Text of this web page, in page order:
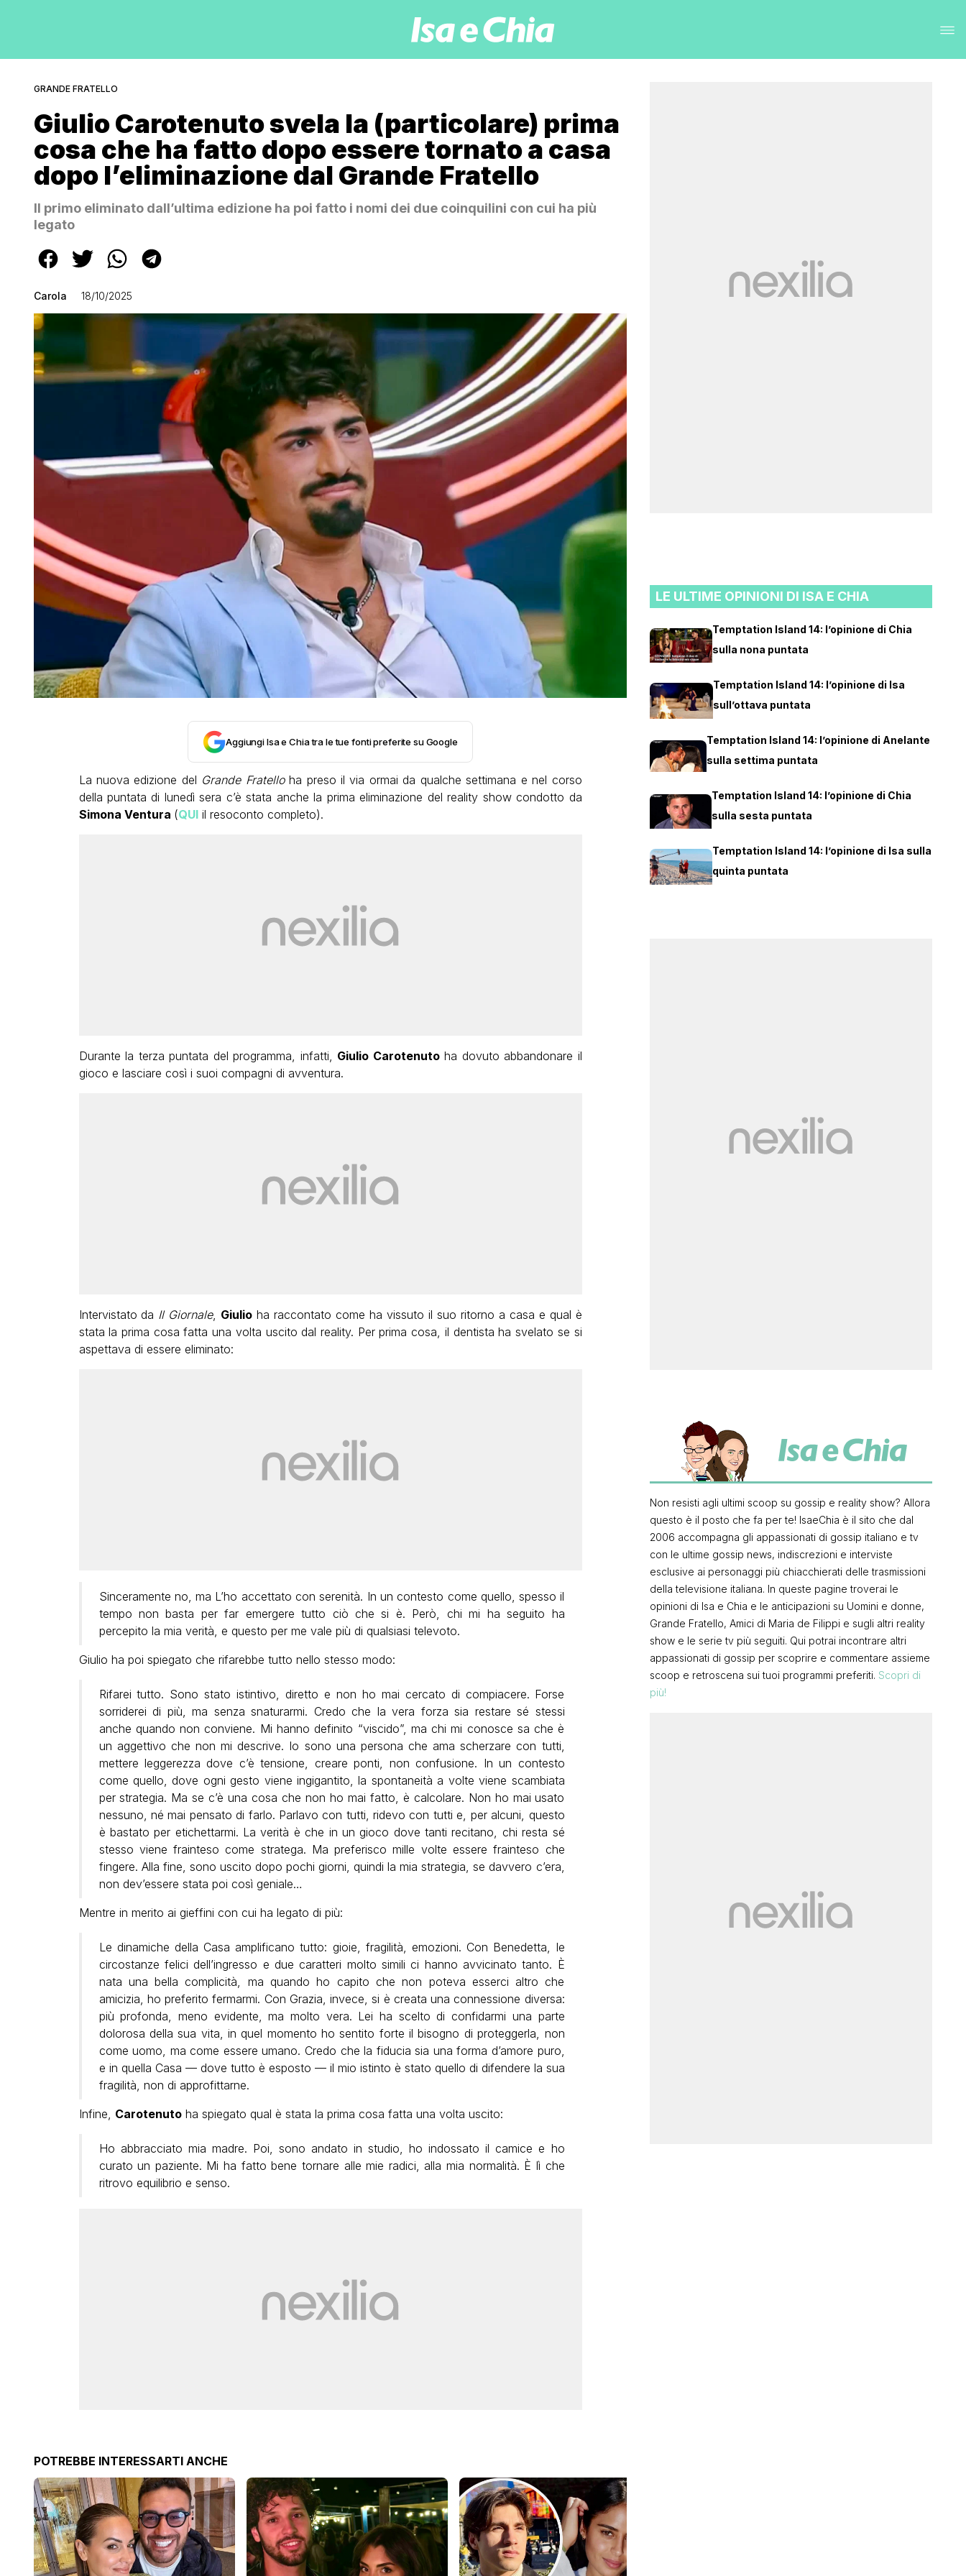
GRANDE FRATELLO
Giulio Carotenuto svela la (particolare) prima
cosa che ha fatto dopo essere tornato a casa
dopo l’eliminazione dal Grande Fratello
Il primo eliminato dall’ultima edizione ha poi fatto i nomi dei due coinquilini con cui ha più
legato
Carola 18/10/2025
Aggiungi Isa e Chia tra le tue fonti preferite su Google
La nuova edizione del Grande Fratelloha preso il via ormai da qualche settimana e nel corso
della puntata di lunedì sera c’è stata anche la prima eliminazione del reality show condotto da
Simona Ventura (QUIil resoconto completo).
Durante la terza puntata del programma, infatti, Giulio Carotenutoha dovuto abbandonare il
gioco e lasciare così i suoi compagni di avventura.
Intervistato da Il Giornale, Giulio ha raccontato come ha vissuto il suo ritorno a casa e qual è
stata la prima cosa fatta una volta uscito dal reality. Per prima cosa, il dentista ha svelato se si
aspettava di essere eliminato:
Sinceramente no, ma L’ho accettato con serenità. In un contesto come quello, spesso il
tempo non basta per far emergere tutto ciò che si è. Però, chi mi ha seguito ha
percepito la mia verità, e questo per me vale più di qualsiasi televoto.
Giulio ha poi spiegato che rifarebbe tutto nello stesso modo:
Rifarei tutto. Sono stato istintivo, diretto e non ho mai cercato di compiacere. Forse
sorriderei di più, ma senza snaturarmi. Credo che la vera forza sia restare sé stessi
anche quando non conviene. Mi hanno definito “viscido”, ma chi mi conosce sa che è
un aggettivo che non mi descrive. Io sono una persona che ama scherzare con tutti,
mettere leggerezza dove c’è tensione, creare ponti, non confusione. In un contesto
come quello, dove ogni gesto viene ingigantito, la spontaneità a volte viene scambiata
per strategia. Ma se c’è una cosa che non ho mai fatto, è calcolare. Non ho mai usato
nessuno, né mai pensato di farlo. Parlavo con tutti, ridevo con tutti e, per alcuni, questo
è bastato per etichettarmi. La verità è che in un gioco dove tanti recitano, chi resta sé
stesso viene frainteso come stratega. Ma preferisco mille volte essere frainteso che
fingere. Alla fine, sono uscito dopo pochi giorni, quindi la mia strategia, se davvero c’era,
non dev’essere stata poi così geniale…
Mentre in merito ai gieffini con cui ha legato di più:
Le dinamiche della Casa amplificano tutto: gioie, fragilità, emozioni. Con Benedetta, le
circostanze felici dell’ingresso e due caratteri molto simili ci hanno avvicinato tanto. È
nata una bella complicità, ma quando ho capito che non poteva esserci altro che
amicizia, ho preferito fermarmi. Con Grazia, invece, si è creata una connessione diversa:
più profonda, meno evidente, ma molto vera. Lei ha scelto di confidarmi una parte
dolorosa della sua vita, in quel momento ho sentito forte il bisogno di proteggerla, non
come uomo, ma come essere umano. Credo che la fiducia sia una forma d’amore puro,
e in quella Casa — dove tutto è esposto — il mio istinto è stato quello di difendere la sua
fragilità, non di approfittarne.
Infine, Carotenutoha spiegato qual è stata la prima cosa fatta una volta uscito:
Ho abbracciato mia madre. Poi, sono andato in studio, ho indossato il camice e ho
curato un paziente. Mi ha fatto bene tornare alle mie radici, alla mia normalità. È lì che
ritrovo equilibrio e senso.
POTREBBE INTERESSARTI ANCHE
LE ULTIME OPINIONI DI ISA E CHIA
Temptation Island 14: l’opinione di Chia
sulla nona puntata
Temptation Island 14: l’opinione di Isa
sull’ottava puntata
Temptation Island 14: l’opinione di Anelante
sulla settima puntata
Temptation Island 14: l’opinione di Chia
sulla sesta puntata
Temptation Island 14: l’opinione di Isa sulla
quinta puntata
Non resisti agli ultimi scoop su gossip e reality show? Allora
questo è il posto che fa per te! IsaeChia è il sito che dal
2006 accompagna gli appassionati di gossip italiano e tv
con le ultime gossip news, indiscrezioni e interviste
esclusive ai personaggi più chiacchierati delle trasmissioni
della televisione italiana. In queste pagine troverai le
opinioni di Isa e Chia e le anticipazioni su Uomini e donne,
Grande Fratello, Amici di Maria de Filippi e sugli altri reality
show e le serie tv più seguiti. Qui potrai incontrare altri
appassionati di gossip per scoprire e commentare assieme
scoop e retroscena sui tuoi programmi preferiti. Scopri di
più!